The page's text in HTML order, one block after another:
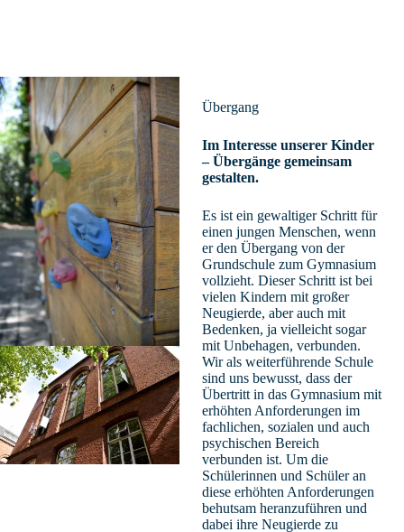
Übergang
Im Interesse unserer Kinder
– Übergänge gemeinsam
gestalten.
Es ist ein gewaltiger Schritt für
einen jungen Menschen, wenn
er den Übergang von der
Grundschule zum Gymnasium
vollzieht. Dieser Schritt ist bei
vielen Kindern mit großer
Neugierde, aber auch mit
Bedenken, ja vielleicht sogar
mit Unbehagen, verbunden.
Wir als weiterführende Schule
sind uns bewusst, dass der
Übertritt in das Gymnasium mit
erhöhten Anforderungen im
fachlichen, sozialen und auch
psychischen Bereich
verbunden ist. Um die
Schülerinnen und Schüler an
diese erhöhten Anforderungen
behutsam heranzuführen und
dabei ihre Neugierde zu